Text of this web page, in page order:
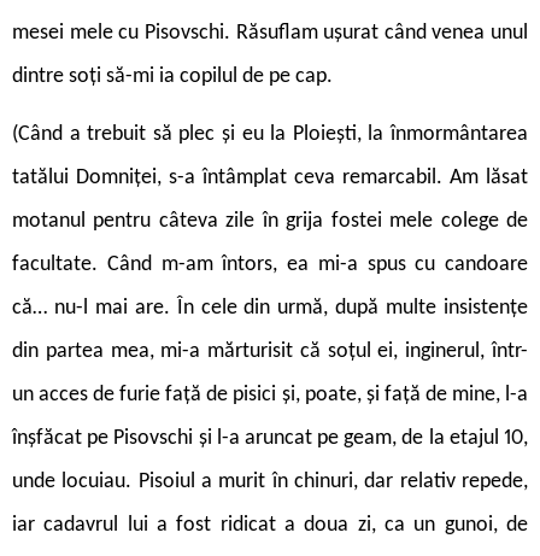
mesei mele cu Pisovschi. Răsuflam ușurat când venea unul
dintre soți să-mi ia copilul de pe cap.
(Când a trebuit să plec și eu la Ploiești, la înmormântarea
tatălui Domniței, s-a întâmplat ceva remarcabil. Am lăsat
motanul pentru câteva zile în grija fostei mele colege de
facultate. Când m-am întors, ea mi-a spus cu candoare
că… nu-l mai are. În cele din urmă, după multe insistențe
din partea mea, mi-a mărturisit că soțul ei, inginerul, într-
un acces de furie față de pisici și, poate, și față de mine, l-a
înșfăcat pe Pisovschi și l-a aruncat pe geam, de la etajul 10,
unde locuiau. Pisoiul a murit în chinuri, dar relativ repede,
iar cadavrul lui a fost ridicat a doua zi, ca un gunoi, de